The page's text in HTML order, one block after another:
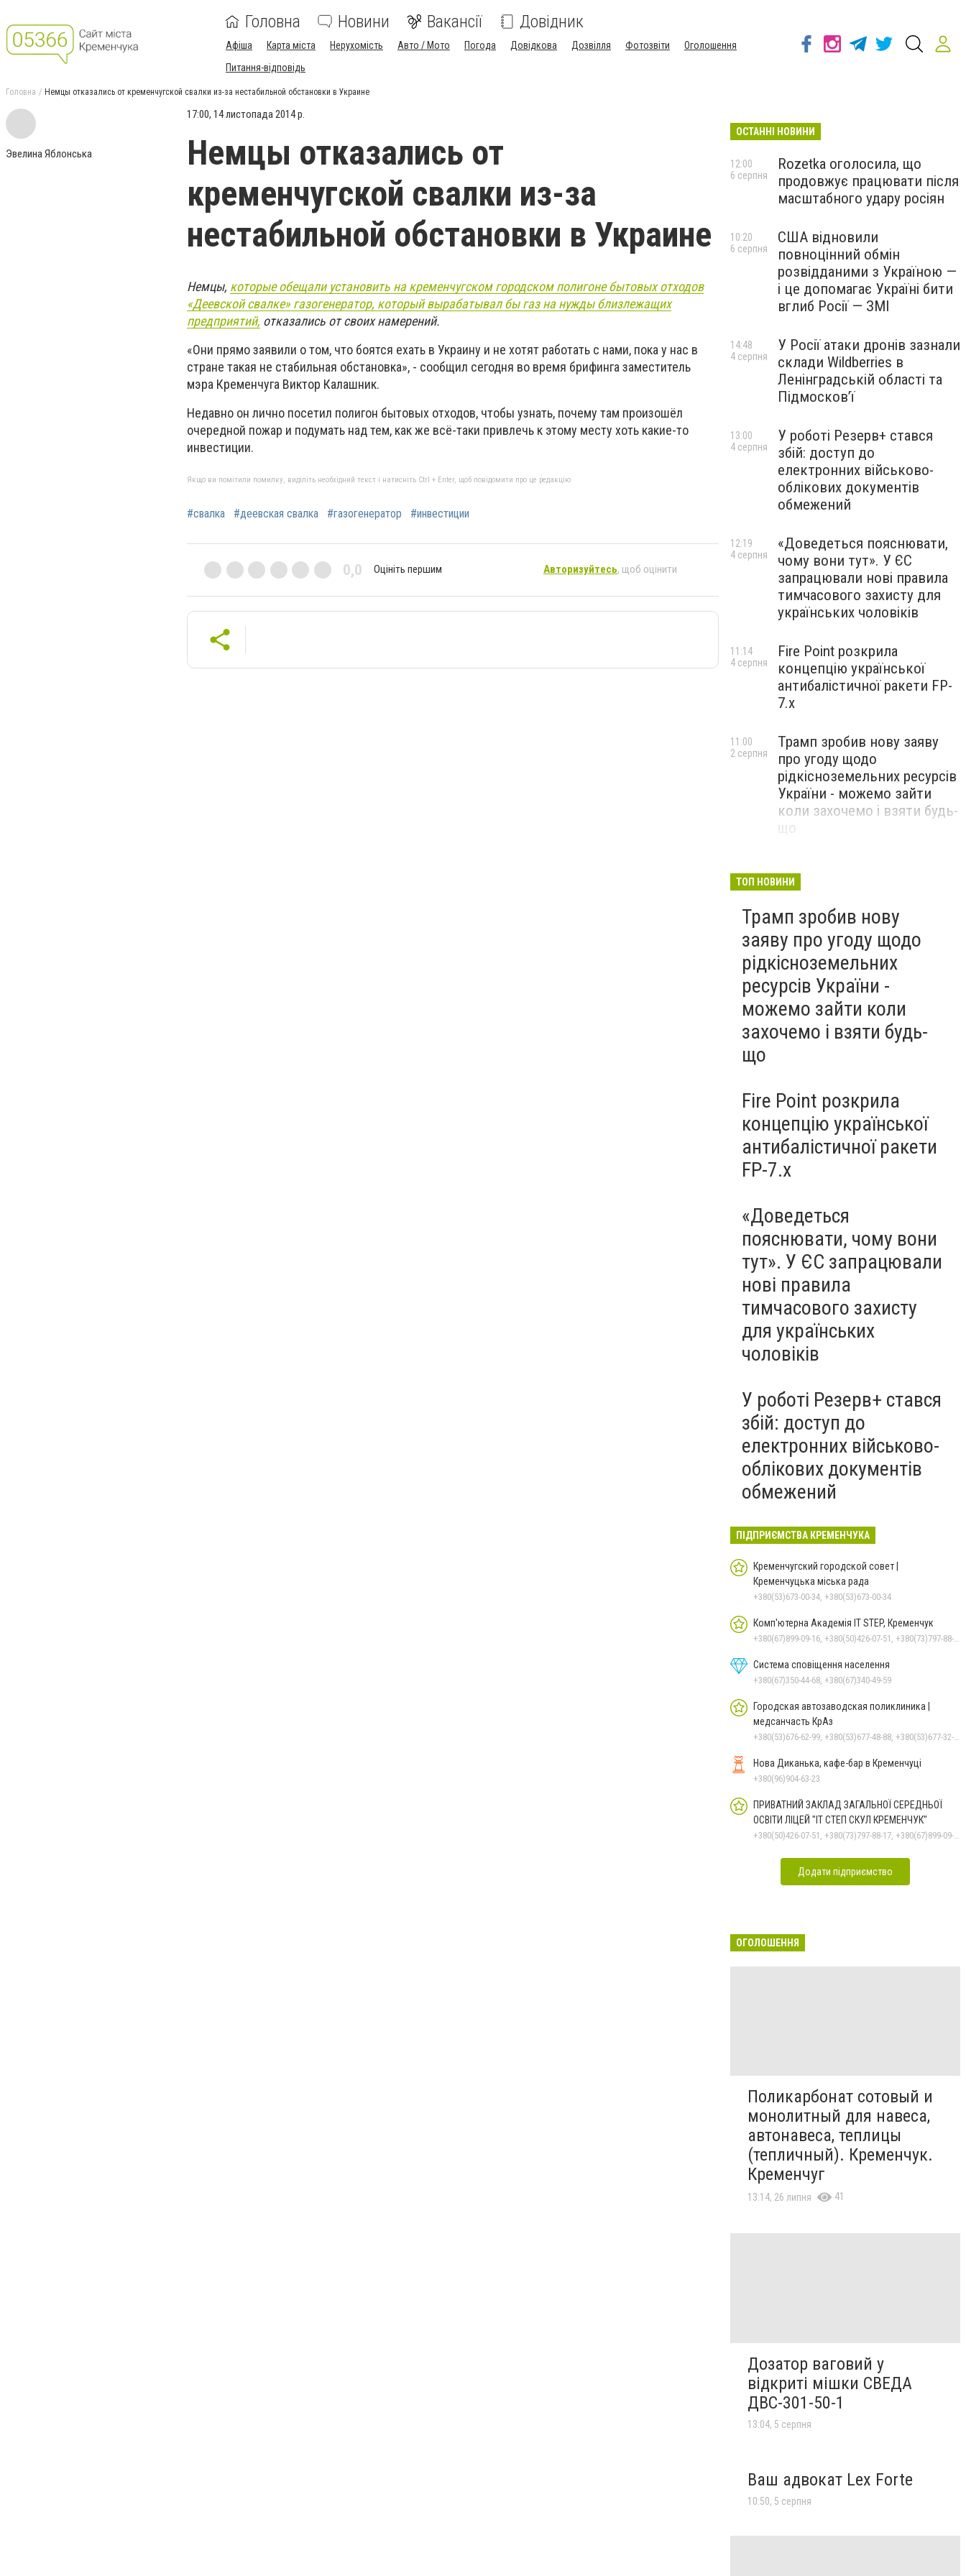
Головна Новини Вакансії Довідник
Афіша Карта міста Нерухомість Авто / Мото Погода Довідкова Дозвілля Фотозвіти
Оголошення
Питання-відповідь
Головна Немцы отказались от кременчугской свалки из-за нестабильной обстановки в Украине
Эвелина Яблонська
17:00, 14 листопада 2014 р.
Немцы отказались от
кременчугской свалки из-за
нестабильной обстановки в Украине
Немцы, которые обещали установить на кременчугском городском полигоне бытовых отходов
«Деевской свалке» газогенератор, который вырабатывал бы газ на нужды близлежащих
предприятий, отказались от своих намерений.
«Они прямо заявили о том, что боятся ехать в Украину и не хотят работать с нами, пока у нас в
стране такая не стабильная обстановка», - сообщил сегодня во время брифинга заместитель
мэра Кременчуга Виктор Калашник.
Недавно он лично посетил полигон бытовых отходов, чтобы узнать, почему там произошёл
очередной пожар и подумать над тем, как же всё-таки привлечь к этому месту хоть какие-то
инвестиции.
Якщо ви помітили помилку, виділіть необхідний текст і натисніть Ctrl + Enter, щоб повідомити про це редакцію
#свалка #деевская свалка #газогенератор #инвестиции
0,0 Оцініть першим Авторизуйтесь, щоб оцінити
ОСТАННІ НОВИНИ
Rozetka оголосила, що
продовжує працювати після
масштабного удару росіян
12:00
6 серпня
США відновили
повноцінний обмін
розвідданими з Україною —
і це допомагає Україні бити
вглиб Росії — ЗМІ
10:20
6 серпня
У Росії атаки дронів зазнали
склади Wildberries в
Ленінградській області та
Підмосков’ї
14:48
4 серпня
У роботі Резерв+ стався
збій: доступ до
електронних військово-
облікових документів
обмежений
13:00
4 серпня
«Доведеться пояснювати,
чому вони тут». У ЄС
запрацювали нові правила
тимчасового захисту для
українських чоловіків
12:19
4 серпня
Fire Point розкрила
концепцію української
антибалістичної ракети FP-
7.x
11:14
4 серпня
Трамп зробив нову заяву
про угоду щодо
рідкісноземельних ресурсів
України - можемо зайти
коли захочемо і взяти будь-
що
11:00
2 серпня
призов”: ДБР проводить
ТЦК по всій Україні
31 липня
ТОП НОВИНИ
Трамп зробив нову
заяву про угоду щодо
рідкісноземельних
ресурсів України -
можемо зайти коли
захочемо і взяти будь-
що
Fire Point розкрила
концепцію української
антибалістичної ракети
FP-7.x
«Доведеться
пояснювати, чому вони
тут». У ЄС запрацювали
нові правила
тимчасового захисту
для українських
чоловіків
У роботі Резерв+ стався
збій: доступ до
електронних військово-
облікових документів
обмежений
ПІДПРИЄМСТВА КРЕМЕНЧУКА
Кременчугский городской совет |
Кременчуцька міська рада
+380(53)673-00-34, +380(53)673-00-34
Комп'ютерна Академія IT STEP, Кременчук
+380(67)899-09-16, +380(50)426-07-51, +380(73)797-88-17
Система сповіщення населення
+380(67)350-44-68, +380(67)340-49-59
Городская автозаводская поликлиника |
медсанчасть КрАз
+380(53)676-62-99, +380(53)677-48-88, +380(53)677-32-74, +380536766187
Нова Диканька, кафе-бар в Кременчуці
+380(96)904-63-23
ПРИВАТНИЙ ЗАКЛАД ЗАГАЛЬНОЇ СЕРЕДНЬОЇ
ОСВІТИ ЛІЦЕЙ "ІТ СТЕП СКУЛ КРЕМЕНЧУК"
+380(50)426-07-51, +380(73)797-88-17, +380(67)899-09-16
Додати підприємство
ОГОЛОШЕННЯ
Поликарбонат сотовый и
монолитный для навеса,
автонавеса, теплицы
(тепличный). Кременчук.
Кременчуг
13:14, 26 липня 41
Дозатор ваговий у
відкриті мішки СВЕДА
ДВС-301-50-1
13:04, 5 серпня
Ваш адвокат Lex Forte
10:50, 5 серпня